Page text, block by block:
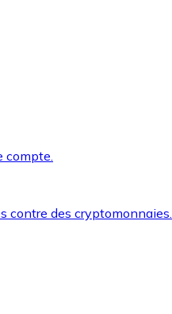
compte.
contre des cryptomonnaies.